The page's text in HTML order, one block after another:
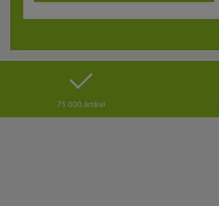
75.000 Artikel